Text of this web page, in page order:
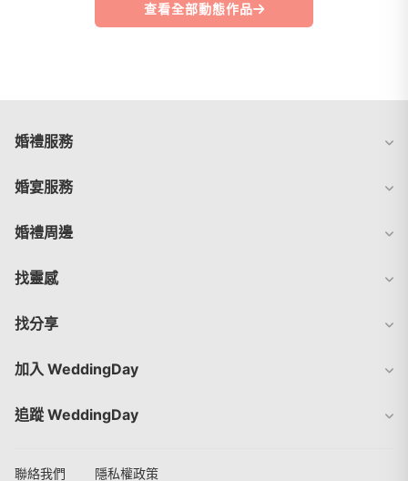
查看全部動態作品
婚禮服務
婚宴服務
婚禮周邊
找靈感
找分享
加入 WeddingDay
追蹤 WeddingDay
聯絡我們 隱私權政策